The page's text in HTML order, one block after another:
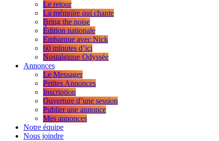
Le retour
La mémoire qui chante
Bring the noise
Édition nationale
Embarque avec Nick
60 minutes d’ici
Nostalgique Odyssée
Annonces
Le Messager
Petites Annonces
Inscription
Ouverture d’une session
Publier une annonce
Mes annonces
Notre équipe
Nous joindre